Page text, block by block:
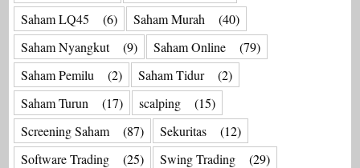
Saham LQ45
(6) Saham Murah
(40)
Saham Nyangkut
(9) Saham Online
(79)
Saham Pemilu
(2) Saham Tidur
(2)
Saham Turun
(17) scalping
(15)
Screening Saham
(87) Sekuritas
(12)
Software Trading
(25) Swing Trading
(29)